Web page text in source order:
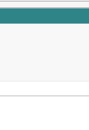
нити стояли там где